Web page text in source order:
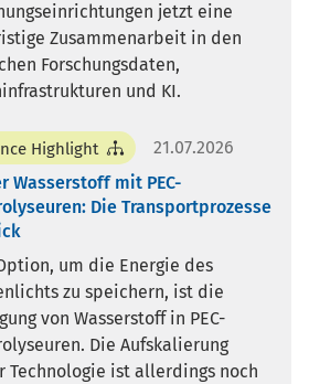
jetzt eine
Zusammenarbeit in den
Forschungsdaten,
und KI.
Highlight
21.07.2026
Wasserstoff mit PEC-
Die Transportprozesse
um die Energie des
zu speichern, ist die
von Wasserstoff in PEC-
Die Aufskalierung
Technologie ist allerdings noch